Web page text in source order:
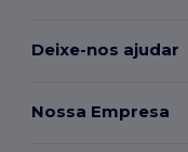
Deixe-nos ajudar
Nossa Empresa